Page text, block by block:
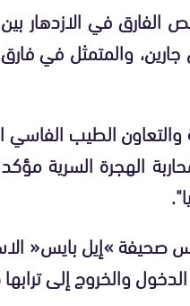
الفارق في الازدهار
والتعاون الطيب
الهجرة السرية
»إيل بايس«
والخروج إلى